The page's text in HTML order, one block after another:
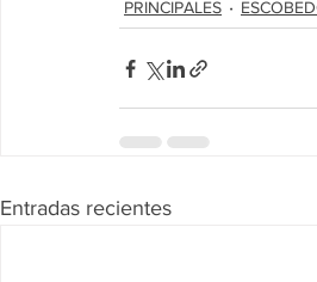
PRINCIPALES
Entradas recientes